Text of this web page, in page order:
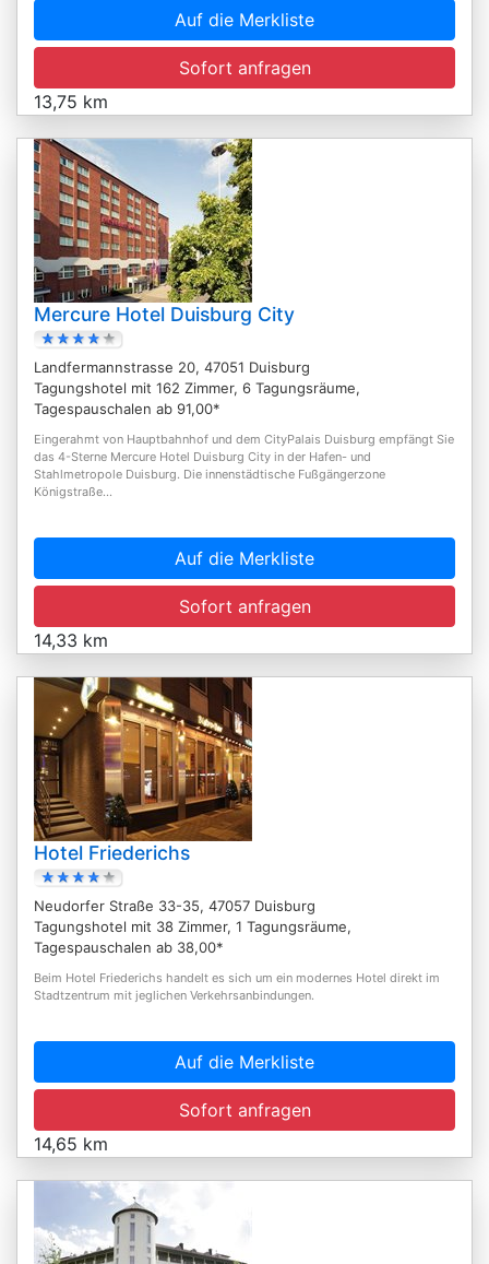
Auf die Merkliste
Sofort anfragen
13,75 km
Mercure Hotel Duisburg City
Landfermannstrasse 20, 47051 Duisburg
Tagungshotel mit 162 Zimmer, 6 Tagungsräume,
Tagespauschalen ab 91,00*
Eingerahmt von Hauptbahnhof und dem CityPalais Duisburg empfängt Sie
das 4-Sterne Mercure Hotel Duisburg City in der Hafen- und
Stahlmetropole Duisburg. Die innenstädtische Fußgängerzone
Königstraße...
Auf die Merkliste
Sofort anfragen
14,33 km
Hotel Friederichs
Neudorfer Straße 33-35, 47057 Duisburg
Tagungshotel mit 38 Zimmer, 1 Tagungsräume,
Tagespauschalen ab 38,00*
Beim Hotel Friederichs handelt es sich um ein modernes Hotel direkt im
Stadtzentrum mit jeglichen Verkehrsanbindungen.
Auf die Merkliste
Sofort anfragen
14,65 km